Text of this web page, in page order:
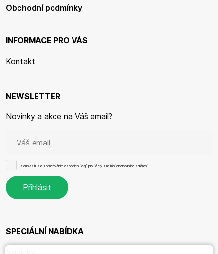
Obchodní podmínky
INFORMACE PRO VÁS
Kontakt
NEWSLETTER
Novinky a akce na Váš email?
Souhlasím se zpracováním osobních údajů pro účely zasílání obchodního sdělení.
SPECIÁLNÍ NABÍDKA